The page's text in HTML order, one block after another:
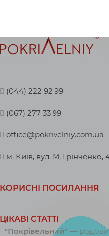
(044) 222 92 99
(067) 277 33 99
office@pokrivelniy.com.ua
м. Київ, вул. М. Грінченко,
КОРИСНІ ПОСИЛАННЯ
ЦІКАВІ СТАТТІ
"Покрівельний" —